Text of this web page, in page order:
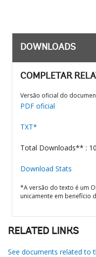
DOWNLOADS
COMPLETAR
Versão oficial do
PDF oficial
TXT*
Total Downloads** :
Download Stats
*A versão do texto é um
unicamente em benefício
RELATED LINKS
See documents related to